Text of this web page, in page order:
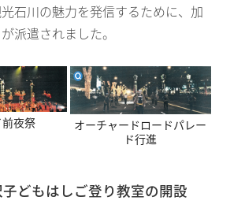
石川の魅力を発信するために、加
派遣されました。
夜祭
オーチャードロードパレー
ド行進
どもはしご登り教室の開設